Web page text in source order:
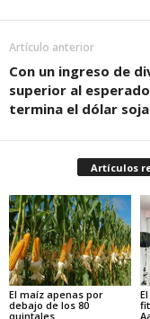
Artículo anterior
Con un ingreso de
superior al
termina el dólar soja
Artículos
El maíz apenas por
debajo de los 80
quintales